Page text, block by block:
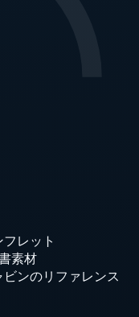
レット
素材
ンのリファレンス